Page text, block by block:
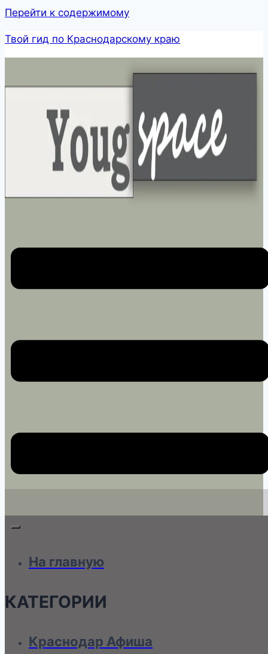
Перейти к содержимому
Твой гид по Краснодарскому краю
На главную
КАТЕГОРИИ
Краснодар Афиша